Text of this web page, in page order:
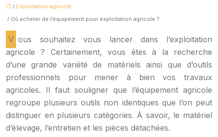
/ Exploitation agricole
/ Où acheter de l’équipement pour exploitation agricole ?
Vous souhaitez vous lancer dans l’exploitation
agricole ? Certainement, vous êtes à la recherche
d’une grande variété de matériels ainsi que d’outils
professionnels pour mener à bien vos travaux
agricoles. Il faut souligner que l’équipement agricole
regroupe plusieurs outils non identiques que l’on peut
distinguer en plusieurs catégories. À savoir, le matériel
d’élevage, l’entretien et les pièces détachées.